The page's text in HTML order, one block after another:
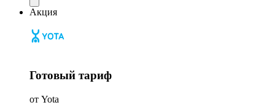
Акция
Готовый тариф
от Yota